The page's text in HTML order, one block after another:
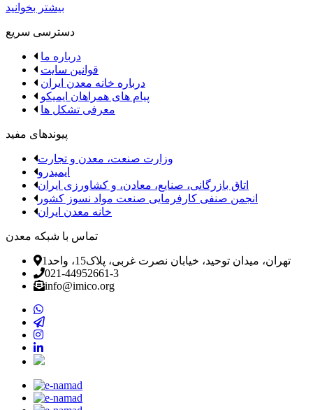
بیشتر بخوانید
دسترسی سریع
درباره ما
قوانین سایت
درباره خانه معدن ایران
پیام های همراهان ایمیکو
معرفی تشکل ها
پیوندهای مفید
وزارت صنعت، معدن و تجارت
ایمیدرو
اتاق بازرگانی، صنایع، معادن، و کشاورزی ایران
انجمن صنفی کارفرمایی صنعت مواد نسوز کشور
خانه معدن ایران
تماس با شبکه معدن
تهران، میدان توحید، خیابان نصرت غربی، پلاک15، واحد1
021-44952661-3
info@imico.org